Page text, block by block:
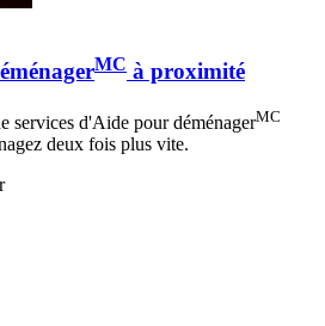
MC à proximité
services d'Aide pour déménagerMC
deux fois plus vite.